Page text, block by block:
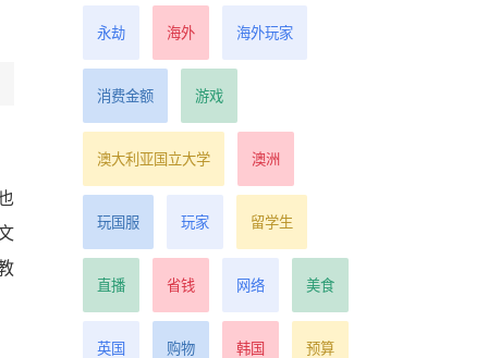
永劫 海外 海外玩家
消费金额 游戏
澳大利亚国立大学 澳洲
玩国服 玩家 留学生
直播 省钱 网络 美食
英国 购物 韩国 预算